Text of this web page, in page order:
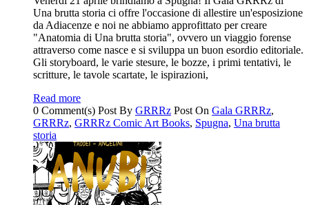
Una brutta storia ci offre l'occasione di allestire un'esposizione
da Adiacenze e noi ne abbiamo approfittato per creare
"Anatomia di Una brutta storia", ovvero un viaggio forense
attraverso come nasce e si sviluppa un buon esordio editoriale.
Gli storyboard, le varie stesure, le bozze, i primi tentativi, le
scritture, le tavole scartate, le ispirazioni,
Read more
0 Comment(s) Post By GRRRz Post On Gala GRRRz,
GRRRz, GRRRz Comic Art Books, Spugna, Una brutta
storia